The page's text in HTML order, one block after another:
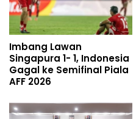
Imbang Lawan
Singapura 1- 1, Indonesia
Gagal ke Semifinal Piala
AFF 2026